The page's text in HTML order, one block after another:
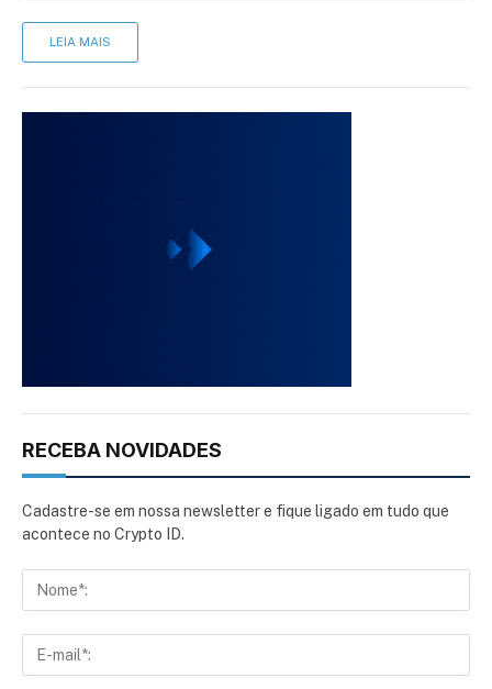
LEIA MAIS
RECEBA NOVIDADES
Cadastre-se em nossa newsletter e fique ligado em tudo que
acontece no Crypto ID.